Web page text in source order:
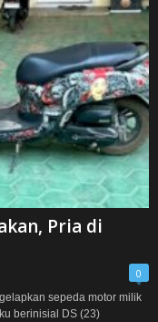
Pria di
0
sepeda motor milik
berinisial DS (23)